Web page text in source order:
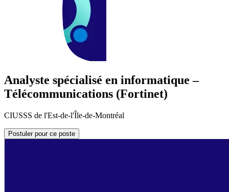
Analyste spécialisé en informatique –
Télécommunications (Fortinet)
CIUSSS de l'Est-de-l'Île-de-Montréal
Postuler pour ce poste